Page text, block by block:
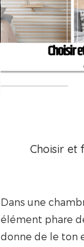
Choisir et
Dans une
élément phare
donne de le ton